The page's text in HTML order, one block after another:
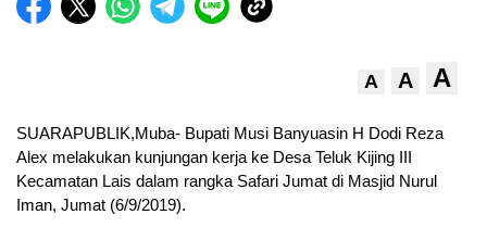
A A A
SUARAPUBLIK,Muba- Bupati Musi Banyuasin H Dodi Reza
Alex melakukan kunjungan kerja ke Desa Teluk Kijing III
Kecamatan Lais dalam rangka Safari Jumat di Masjid Nurul
Iman, Jumat (6/9/2019).